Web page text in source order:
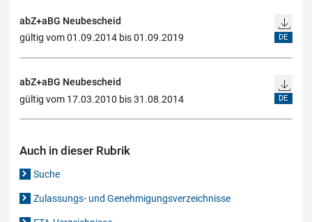
abZ+aBG Neubescheid
gültig vom 01.09.2014 bis 01.09.2019
DE
abZ+aBG Neubescheid
gültig vom 17.03.2010 bis 31.08.2014
DE
Auch in dieser Rubrik
Suche
Zulassungs- und Genehmigungsverzeichnisse